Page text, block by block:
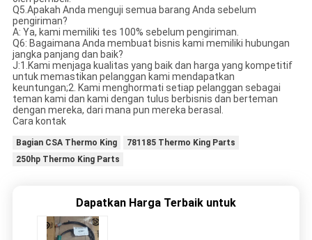
Q5.Apakah Anda menguji semua barang Anda sebelum
pengiriman?
A: Ya, kami memiliki tes 100% sebelum pengiriman.
Q6: Bagaimana Anda membuat bisnis kami memiliki hubungan
jangka panjang dan baik?
J:1.Kami menjaga kualitas yang baik dan harga yang kompetitif
untuk memastikan pelanggan kami mendapatkan
keuntungan;2. Kami menghormati setiap pelanggan sebagai
teman kami dan kami dengan tulus berbisnis dan berteman
dengan mereka, dari mana pun mereka berasal.
Cara kontak
Bagian CSA Thermo King
781185 Thermo King Parts
250hp Thermo King Parts
Dapatkan Harga Terbaik untuk